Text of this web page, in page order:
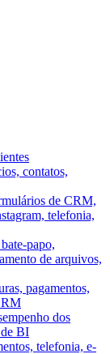
contatos,
de CRM,
telefonia,
papo,
de arquivos,
pagamentos,
dos
BI
telefonia, e-